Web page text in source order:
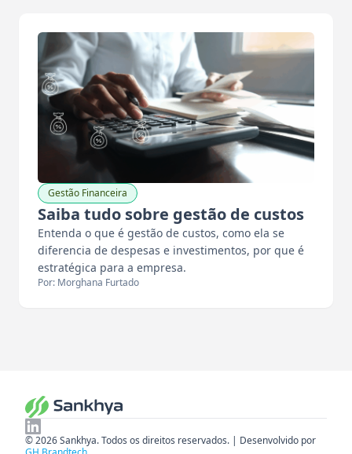
Gestão Financeira
Saiba tudo sobre gestão de custos
Entenda o que é gestão de custos, como ela se
diferencia de despesas e investimentos, por que é
estratégica para a empresa.
Por: Morghana Furtado
© 2026 Sankhya. Todos os direitos reservados. | Desenvolvido por